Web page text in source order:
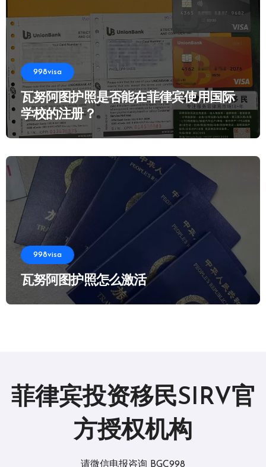
998visa
瓦努阿图护照是否能在菲律宾使用国际
学校的注册？
998visa
瓦努阿图护照怎么激活
菲律宾投资移民SIRV官
方授权机构
请微信电报咨询 BGC998